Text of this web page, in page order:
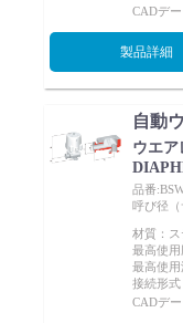
CADデー
製品詳細
自動
ウエア
品番
呼び径
材質：ス
最高使用
最高使
接続形
CADデー